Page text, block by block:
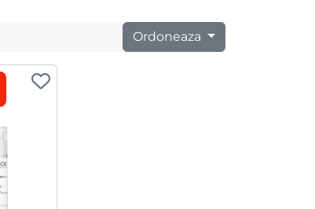
Ordoneaza